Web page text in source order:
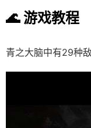
🌊 游戏教程
青之大脑中有29种